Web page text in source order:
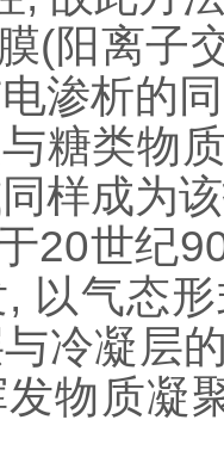
(阳离子
渗析的
糖类物
样成为
20世纪
以气态
冷凝层
物质凝